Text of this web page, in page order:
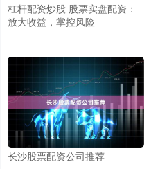
杠杆配资炒股 股票实盘配资：
放大收益，掌控风险
长沙股票配资公司推荐